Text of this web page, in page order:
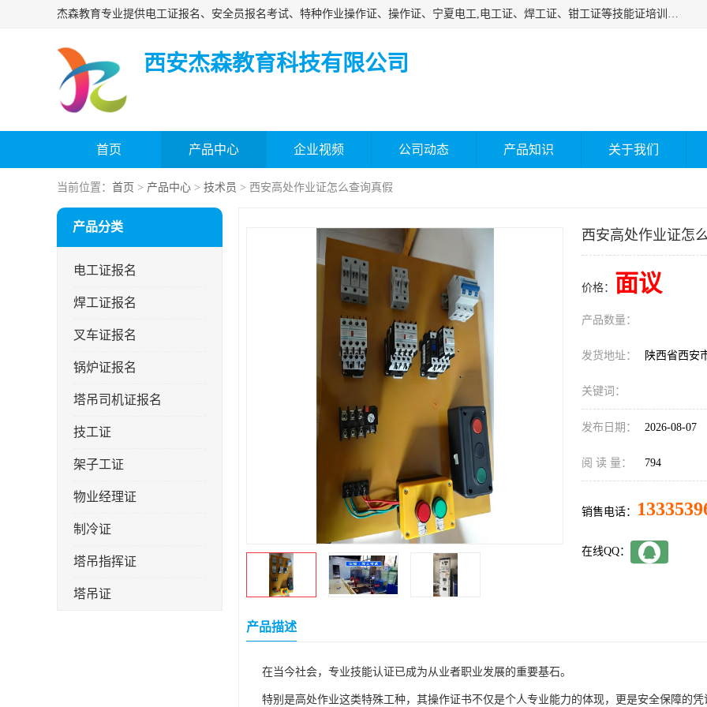
杰森教育专业提供电工证报名、安全员报名考试、特种作业操作证、操作证、宁夏电工,电工证、焊工证、钳工证等技能证培训课程。
西安杰森教育科技有限公司
首页 产品中心 企业视频 公司动态 产品知识 关于我们
当前位置： 首页 > 产品中心 > 技术员 > 西安高处作业证怎么查询真假
产品分类
电工证报名
焊工证报名
叉车证报名
锅炉证报名
塔吊司机证报名
技工证
架子工证
物业经理证
制冷证
塔吊指挥证
塔吊证
西安高处作业证怎
价格： 面议
产品数量：
发货地址： 陕西省西安
关键词：
发布日期： 2026-08-07
阅 读 量： 794
销售电话：
在线QQ：
产品描述
在当今社会，专业技能认证已成为从业者职业发展的重要基石。
特别是高处作业这类特殊工种，其操作证书不仅是个人专业能力的体现，更是安全保障的凭